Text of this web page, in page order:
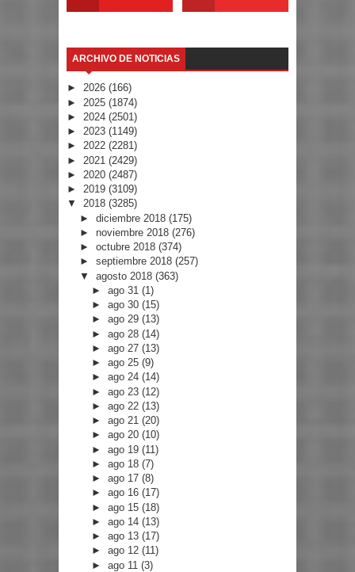
ARCHIVO DE NOTICIAS
► 2026 (166)
► 2025 (1874)
► 2024 (2501)
► 2023 (1149)
► 2022 (2281)
► 2021 (2429)
► 2020 (2487)
► 2019 (3109)
▼ 2018 (3285)
► diciembre 2018 (175)
► noviembre 2018 (276)
► octubre 2018 (374)
► septiembre 2018 (257)
▼ agosto 2018 (363)
►ago 31(1)
►ago 30(15)
►ago 29(13)
►ago 28(14)
►ago 27(13)
►ago 25(9)
►ago 24(14)
►ago 23(12)
►ago 22(13)
►ago 21(20)
►ago 20(10)
►ago 19(11)
►ago 18(7)
►ago 17(8)
►ago 16(17)
►ago 15(18)
►ago 14(13)
►ago 13(17)
►ago 12(11)
►ago 11(3)